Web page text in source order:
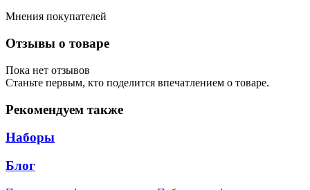
Мнения покупателей
Отзывы о товаре
Пока нет отзывов
Станьте первым, кто поделится впечатлением о товаре.
Рекомендуем также
Наборы
Блог